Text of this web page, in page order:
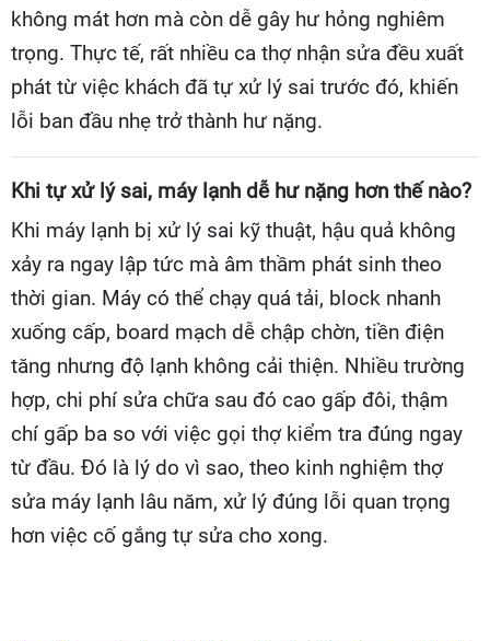
không mát hơn mà còn dễ gây hư hỏng nghiêm
trọng. Thực tế, rất nhiều ca thợ nhận sửa đều xuất
phát từ việc khách đã tự xử lý sai trước đó, khiến
lỗi ban đầu nhẹ trở thành hư nặng.
Khi tự xử lý sai, máy lạnh dễ hư nặng hơn thế nào?
Khi máy lạnh bị xử lý sai kỹ thuật, hậu quả không
xảy ra ngay lập tức mà âm thầm phát sinh theo
thời gian. Máy có thể chạy quá tải, block nhanh
xuống cấp, board mạch dễ chập chờn, tiền điện
tăng nhưng độ lạnh không cải thiện. Nhiều trường
hợp, chi phí sửa chữa sau đó cao gấp đôi, thậm
chí gấp ba so với việc gọi thợ kiểm tra đúng ngay
từ đầu. Đó là lý do vì sao, theo kinh nghiệm thợ
sửa máy lạnh lâu năm, xử lý đúng lỗi quan trọng
hơn việc cố gắng tự sửa cho xong.